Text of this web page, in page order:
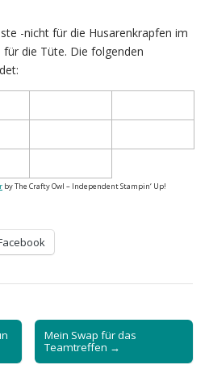
-nicht für die Husarenkrapfen im
die Tüte. Die folgenden
by The Crafty Owl – Independent Stampin‘ Up!
Mein Swap für das
Teamtreffen →